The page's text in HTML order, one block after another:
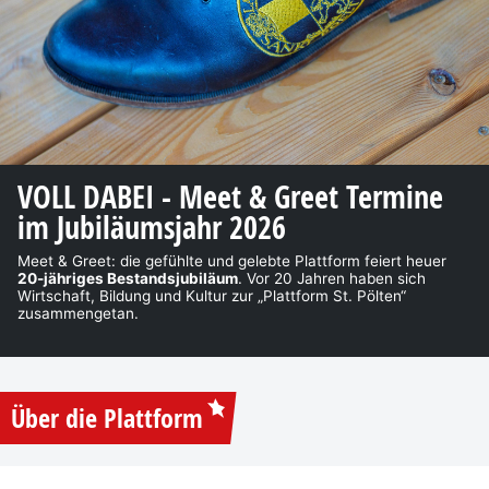
VOLL DABEI - Meet & Greet Termine
im Jubiläumsjahr 2026
Meet & Greet: die gefühlte und gelebte Plattform feiert heuer
20-jähriges Bestandsjubiläum. Vor 20 Jahren haben sich
Wirtschaft, Bildung und Kultur zur „Plattform St. Pölten“
zusammengetan.
Über die Plattform